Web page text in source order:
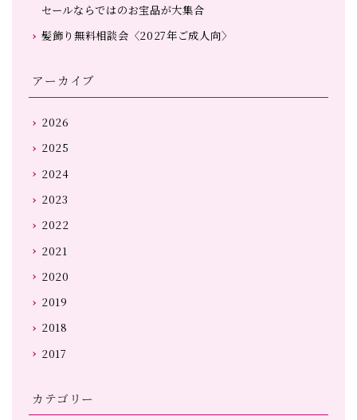
セールならではのお宝品が大集合
髪飾り無料相談会〈2027年ご成人向〉
アーカイブ
2026
2025
2024
2023
2022
2021
2020
2019
2018
2017
カテゴリー